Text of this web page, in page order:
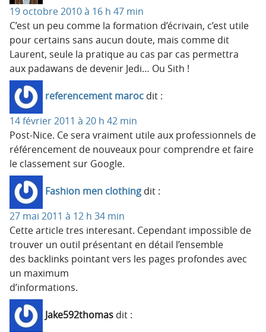
19 octobre 2010 à 16 h 47 min
C’est un peu comme la formation d’écrivain, c’est utile
pour certains sans aucun doute, mais comme dit
Laurent, seule la pratique au cas par cas permettra
aux padawans de devenir Jedi… Ou Sith !
referencement maroc dit :
14 février 2011 à 20 h 42 min
Post-Nice. Ce sera vraiment utile aux professionnels de
référencement de nouveaux pour comprendre et faire
le classement sur Google.
Fashion men clothing dit :
27 mai 2011 à 12 h 34 min
Cette article tres interesant. Cependant impossible de
trouver un outil présentant en détail l’ensemble
des backlinks pointant vers les pages profondes avec
un maximum
d’informations.
Jake592thomas dit :